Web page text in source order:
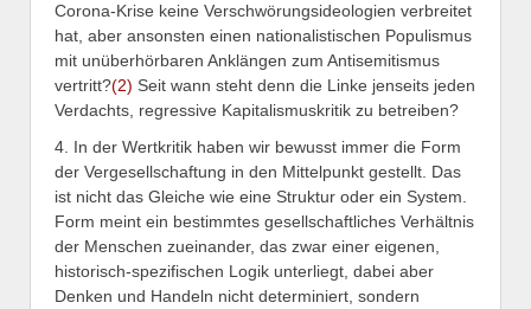
Corona-Krise keine Verschwörungsideologien verbreitet
hat, aber ansonsten einen nationalistischen Populismus
mit unüberhörbaren Anklängen zum Antisemitismus
vertritt?(2) Seit wann steht denn die Linke jenseits jeden
Verdachts, regressive Kapitalismuskritik zu betreiben?
4. In der Wertkritik haben wir bewusst immer die Form
der Vergesellschaftung in den Mittelpunkt gestellt. Das
ist nicht das Gleiche wie eine Struktur oder ein System.
Form meint ein bestimmtes gesellschaftliches Verhältnis
der Menschen zueinander, das zwar einer eigenen,
historisch-spezifischen Logik unterliegt, dabei aber
Denken und Handeln nicht determiniert, sondern